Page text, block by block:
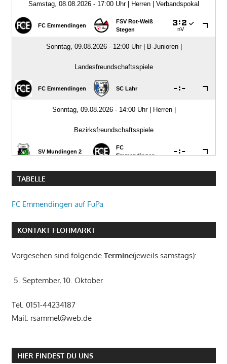
TABELLE
FC Emmendingen auf FuPa
KONTAKT FLOHMARKT
Vorgesehen sind folgende Termine(jeweils samstags):
5. September, 10. Oktober
Tel. 0151-44234187
Mail: rsammel@web.de
HIER FINDEST DU UNS